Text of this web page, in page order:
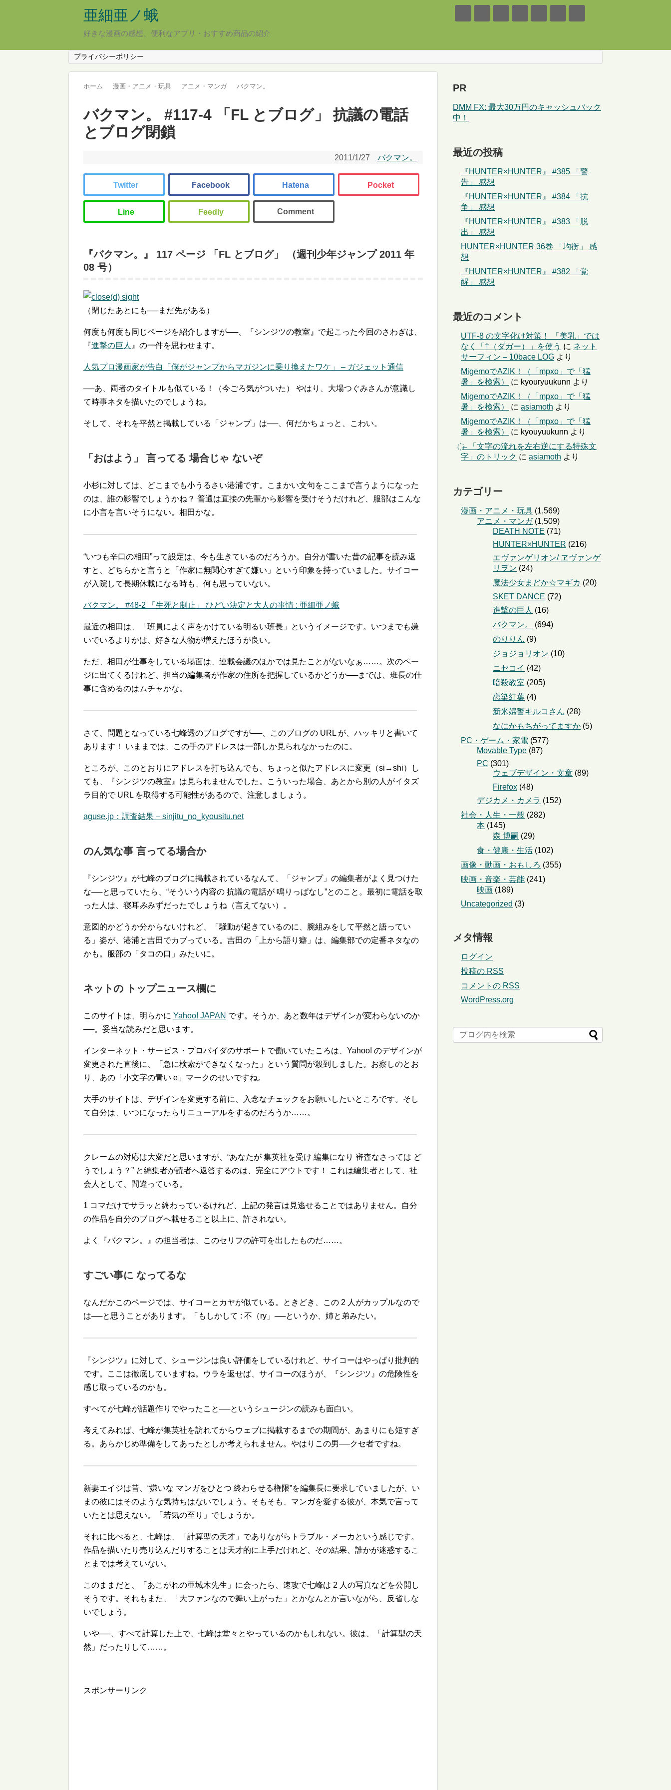
亜細亜ノ蛾
好きな漫画の感想、便利なアプリ・おすすめ商品の紹介
プライバシーポリシー
ホーム 漫画・アニメ・玩具 アニメ・マンガ バクマン。
バクマン。 #117-4 「FL とブログ」 抗議の電話
とブログ閉鎖
2011/1/27 バクマン。
『バクマン。』 117 ページ 「FL とブログ」 （週刊少年ジャンプ 2011 年
08 号）
（閉じたあとにも──まだ先がある）
何度も何度も同じページを紹介しますが──、『シンジツの教室』で起こった今回のさわぎは、
『進撃の巨人 』の一件を思わせます。
人気プロ漫画家が告白「僕がジャンプからマガジンに乗り換えたワケ」 – ガジェット通信
──あ、両者のタイトルも似ている！（今ごろ気がついた） やはり、大場つぐみさんが意識し
て時事ネタを描いたのでしょうね。
そして、それを平然と掲載している「ジャンプ」は──、何だかちょっと、こわい。
「おはよう」 言ってる 場合じゃ ないぞ
小杉に対しては、どこまでも小うるさい港浦です。こまかい文句をここまで言うようになった
のは、誰の影響でしょうかね？ 普通は直接の先輩から影響を受けそうだけれど、服部はこんな
に小言を言いそうにない。相田かな。
いつも辛口の相田 って設定は、今も生きているのだろうか。自分が書いた昔の記事を読み返
すと、どちらかと言うと「作家に無関心すぎて嫌い」という印象を持っていました。サイコー
が入院して長期休載になる時も、何も思っていない。
バクマン。 #48-2 「生死と制止」 ひどい決定と大人の事情 : 亜細亜ノ蛾
最近の相田は、「班員によく声をかけている明るい班長」というイメージです。いつまでも嫌
いでいるよりかは、好きな人物が増えたほうが良い。
ただ、相田が仕事をしている場面は、連載会議のほかでは見たことがないなぁ……。次のペー
ジに出てくるけれど、担当の編集者が作家の住所を把握しているかどうか──までは、班長の仕
事に含めるのはムチャかな。
さて、問題となっている七峰透のブログですが──、このブログの URL が、ハッキリと書いて
あります！ いままでは、この手のアドレスは一部しか見られなかったのに。
ところが、このとおりにアドレスを打ち込んでも、ちょっと似たアドレスに変更（si→shi）し
ても、『シンジツの教室』は見られませんでした。こういった場合、あとから別の人がイタズ
ラ目的で URL を取得する可能性があるので、注意しましょう。
aguse.jp：調査結果 – sinjitu_no_kyousitu.net
のん気な事 言ってる場合か
『シンジツ』が七峰のブログに掲載されているなんて、「ジャンプ」の編集者がよく見つけた
な──と思っていたら、
そういう内容の 抗議の電話が 鳴りっぱなし とのこと。最初に電話を取
った人は、寝耳みみずだったでしょうね（言えてない）。
意図的かどうか分からないけれど、「騒動が起きているのに、腕組みをして平然と語ってい
る」姿が、港浦と吉田でカブっている。吉田の「上から語り癖」は、編集部での定番ネタなの
かも。服部の「タコの口」みたいに。
ネットの トップニュース欄に
このサイトは、明らかに Yahoo! JAPAN です。そうか、あと数年はデザインが変わらないのか
──。妥当な読みだと思います。
インターネット・サービス・プロバイダのサポートで働いていたころは、Yahoo! のデザインが
変更された直後に、「急に検索ができなくなった」という質問が殺到しました。お察しのとお
り、あの「小文字の青い e」マークのせいですね。
大手のサイトは、デザインを変更する前に、入念なチェックをお願いしたいところです。そし
て自分は、いつになったらリニューアルをするのだろうか……。
クレームの対応は大変だと思いますが、
あなたが 集英社を受け 編集になり 審査なさっては ど
うでしょう？
と編集者が読者へ返答するのは、完全にアウトです！ これは編集者として、社
会人として、間違っている。
1 コマだけでサラッと終わっているけれど、上記の発言は見逃せることではありません。自分
の作品を自分のブログへ載せること以上に、許されない。
よく『バクマン。』の担当者は、このセリフの許可を出したものだ……。
すごい事に なってるな
なんだかこのページでは、サイコーとカヤが似ている。ときどき、この 2 人がカップルなので
は──と思うことがあります。「もしかして : 不（ry」──というか、姉と弟みたい。
『シンジツ』に対して、シュージンは良い評価をしているけれど、サイコーはやっぱり批判的
です。ここは徹底していますね。ウラを返せば、サイコーのほうが、『シンジツ』の危険性を
感じ取っているのかも。
すべてが七峰が話題作りでやったこと──というシュージンの読みも面白い。
考えてみれば、七峰が集英社を訪れてからウェブに掲載するまでの期間が、あまりにも短すぎ
る。あらかじめ準備をしてあったとしか考えられません。やはりこの男──クセ者ですね。
新妻エイジは昔、 嫌いな マンガをひとつ 終わらせる権限 を編集長に要求していましたが、い
まの彼にはそのような気持ちはないでしょう。そもそも、マンガを愛する彼が、本気で言って
いたとは思えない。「若気の至り」でしょうか。
それに比べると、七峰は、「計算型の天才」でありながらトラブル・メーカという感じです。
作品を描いたり売り込んだりすることは天才的に上手だけれど、その結果、誰かが迷惑するこ
とまでは考えていない。
このままだと、「あこがれの亜城木先生」に会ったら、速攻で七峰は 2 人の写真などを公開し
そうです。それもまた、「大ファンなので舞い上がった」とかなんとか言いながら、反省しな
いでしょう。
いや──、すべて計算した上で、七峰は堂々とやっているのかもしれない。彼は、「計算型の天
然」だったりして……。
スポンサーリンク
PR
DMM FX: 最大30万円のキャッシュバック
中！
最近の投稿
『HUNTER×HUNTER』 #385 「警
告」 感想
『HUNTER×HUNTER』 #384 「抗
争」 感想
『HUNTER×HUNTER』 #383 「脱
出」 感想
HUNTER×HUNTER 36巻 「均衡」 感
想
『HUNTER×HUNTER』 #382 「覚
醒」 感想
最近のコメント
UTF-8 の文字化け対策！ 「美乳」では
なく「†（ダガー）」を使う に ネット
サーフィン – 10bace LOG より
MigemoでAZIK！（「mpxo」で「猛
暑」を検索）
に kyouryuukunn より
MigemoでAZIK！（「mpxo」で「猛
暑」を検索）
に asiamoth より
MigemoでAZIK！（「mpxo」で「猛
暑」を検索）
に kyouyuukunn より
҉←「文字の流れを左右逆にする特殊文
字」のトリック に asiamoth より
カテゴリー
漫画・アニメ・玩具 (1,569)
アニメ・マンガ(1,509)
DEATH NOTE (71)
HUNTER×HUNTER (216)
エヴァンゲリオン/ ヱヴァンゲ
リヲン (24)
魔法少女まどか☆マギカ (20)
SKET DANCE (72)
進撃の巨人 (16)
バクマン。
(694)
のりりん (9)
ジョジョリオン (10)
ニセコイ (42)
暗殺教室 (205)
恋染紅葉 (4)
新米婦警キルコさん (28)
なにかもちがってますか (5)
PC・ゲーム・家電 (577)
Movable Type (87)
PC (301)
ウェブデザイン・文章 (89)
Firefox (48)
デジカメ・カメラ (152)
社会・人生・一般 (282)
本 (145)
森 博嗣 (29)
食・健康・生活 (102)
画像・動画・おもしろ (355)
映画・音楽・芸能 (241)
映画 (189)
Uncategorized (3)
メタ情報
ログイン
投稿の RSS
コメントの RSS
WordPress.org